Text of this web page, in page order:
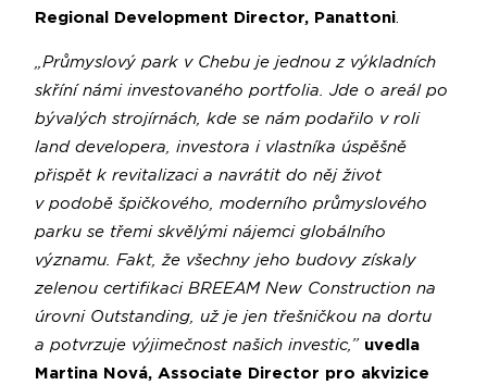
Regional Development Director, Panattoni.
„Průmyslový park v Chebu je jednou z výkladních
skříní námi investovaného portfolia. Jde o areál po
bývalých strojírnách, kde se nám podařilo v roli
land developera, investora i vlastníka úspěšně
přispět k revitalizaci a navrátit do něj život
v podobě špičkového, moderního průmyslového
parku se třemi skvělými nájemci globálního
významu. Fakt, že všechny jeho budovy získaly
zelenou certifikaci BREEAM New Construction na
úrovni Outstanding, už je jen třešničkou na dortu
a potvrzuje výjimečnost našich investic,” uvedla
Martina Nová, Associate Director pro akvizice